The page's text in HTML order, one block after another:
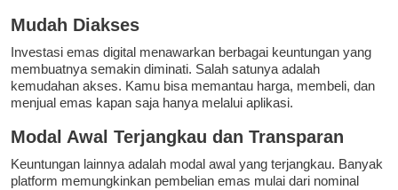
Mudah Diakses
Investasi emas digital menawarkan berbagai keuntungan yang
membuatnya semakin diminati. Salah satunya adalah
kemudahan akses. Kamu bisa memantau harga, membeli, dan
menjual emas kapan saja hanya melalui aplikasi.
Modal Awal Terjangkau dan Transparan
Keuntungan lainnya adalah modal awal yang terjangkau. Banyak
platform memungkinkan pembelian emas mulai dari nominal